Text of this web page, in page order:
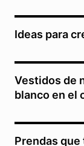
Ideas para
Vestidos de
blanco en el
Prendas